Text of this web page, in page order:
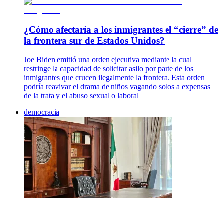
¿Cómo afectaría a los inmigrantes el “cierre” de
la frontera sur de Estados Unidos?
Joe Biden emitió una orden ejecutiva mediante la cual
restringe la capacidad de solicitar asilo por parte de los
inmigrantes que crucen ilegalmente la frontera. Esta orden
podría reavivar el drama de niños vagando solos a expensas
de la trata y el abuso sexual o laboral
democracia